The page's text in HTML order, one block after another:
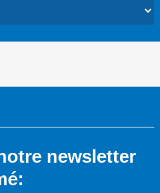
newsletter